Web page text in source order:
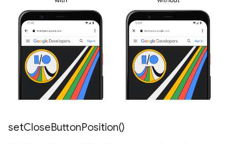
setCloseButtonPosition()